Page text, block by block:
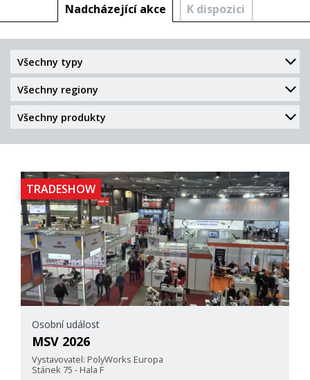
Nadcházející akce K dispozici
TRADESHOW
Osobní událost
MSV 2026
Vystavovatel: PolyWorks Europa
Stánek 75 - Hala F